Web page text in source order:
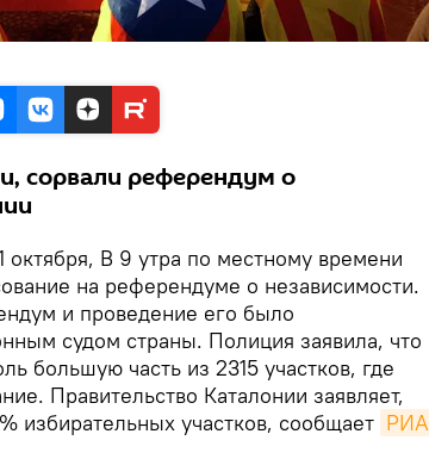
сорвали референдум о
октября, В 9 утра по местному времени
на референдуме о независимости.
и проведение его было
судом страны. Полиция заявила, что
большую часть из 2315 участков, где
Правительство Каталонии заявляет,
избирательных участков, сообщает РИА